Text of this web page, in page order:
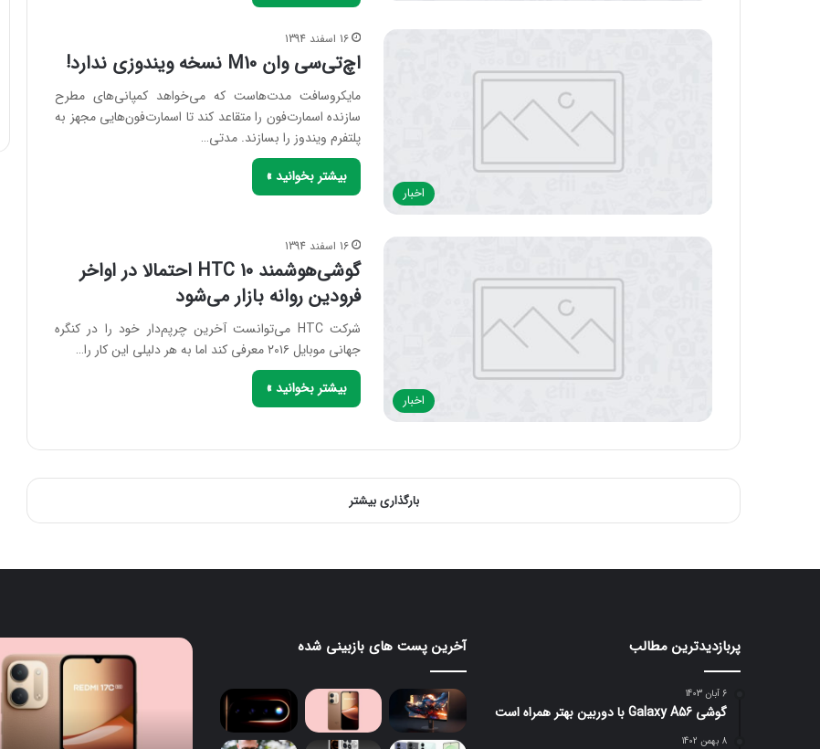
اخبار
16 اسفند 1394
اچ‌تی‌سی وان M10 نسخه ویندوزی ندارد!
مایکروسافت مدت‌هاست که می‌خواهد کمپانی‌های مطرح
سازنده اسمارت‌فون را متقاعد کند تا اسمارت‌فون‌هایی مجهز به
پلتفرم ویندوز را بسازند. مدتی…
بیشتر بخوانید »
اخبار
16 اسفند 1394
گوشی‌هوشمند HTC 10 احتمالا در اواخر
فرودین روانه بازار می‌شود
شرکت HTC می‌توانست آخرین چرپم‌دار خود را در کنگره
جهانی موبایل ۲۰۱۶ معرفی کند اما به هر دلیلی این کار را…
بیشتر بخوانید »
بارگذاری بیشتر
پربازدیدترین مطالب
6 آبان 1403
گوشی Galaxy A56 با دوربین بهتر همراه است
8 بهمن 1402
آخرین پست های بازبینی شده
ردمی
Max
باتری
مانیتور
گیمینگ
۲۴۰
هرتزی
لنوو
با
ردمی